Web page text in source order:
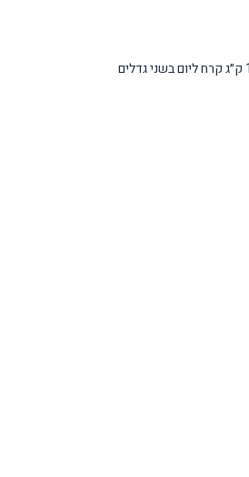
מערכת TOTAL NoFrost המתקדמת מבטיחה הפשרה אוטומטית וטמפרטורה אחידה, מה שמונע קפיאת יתר של מזון ומבטיח שמירה אופטימלית על הטריות. מכונת הקרח האוטומטית מייצרת עד 1.3 ק״ג קרח ליום בשני גדלים